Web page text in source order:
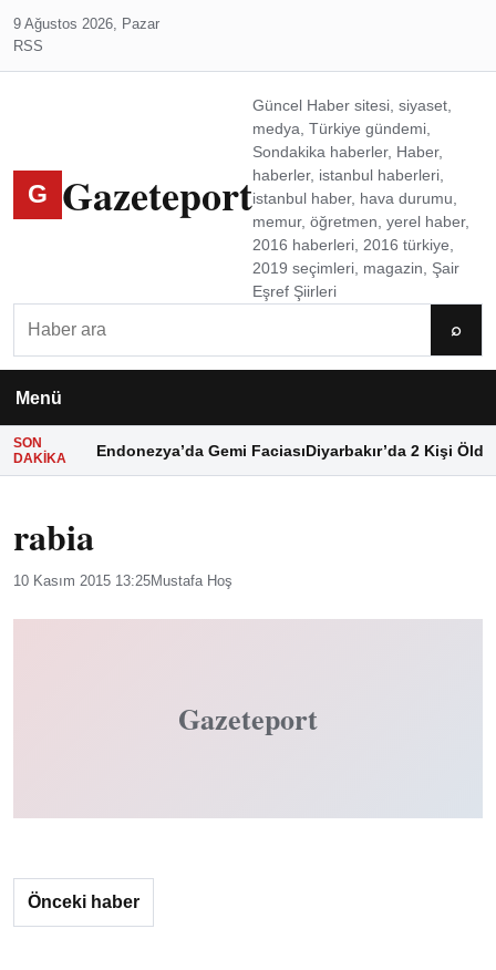
9 Ağustos 2026, Pazar
RSS
G Gazeteport
Güncel Haber sitesi, siyaset,
medya, Türkiye gündemi,
Sondakika haberler, Haber,
haberler, istanbul haberleri,
istanbul haber, hava durumu,
memur, öğretmen, yerel haber,
2016 haberleri, 2016 türkiye,
2019 seçimleri, magazin, Şair
Eşref Şiirleri
⌕
Menü
SON
DAKIKA
Endonezya’da Gemi FaciasıDiyarbakır’da 2 Kişi Öldü
rabia
10 Kasım 2015 13:25Mustafa Hoş
Gazeteport
Önceki haber